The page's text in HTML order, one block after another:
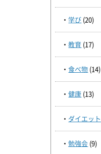
学び (20)
教育 (17)
食べ物 (14)
健康 (13)
ダイエット
勉強会 (9)